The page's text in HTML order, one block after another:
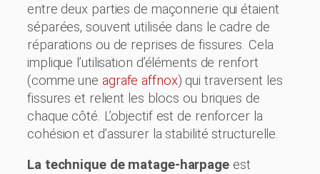
entre deux parties de maçonnerie qui étaient
séparées, souvent utilisée dans le cadre de
réparations ou de reprises de fissures. Cela
implique l’utilisation d’éléments de renfort
(comme une agrafe affnox) qui traversent les
fissures et relient les blocs ou briques de
chaque côté. L’objectif est de renforcer la
cohésion et d’assurer la stabilité structurelle.
La technique de matage-harpage est